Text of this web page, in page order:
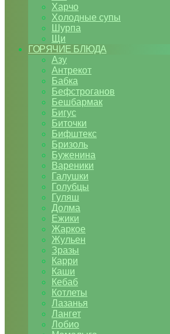
Харчо
Холодные супы
Шурпа
Щи
ГОРЯЧИЕ БЛЮДА
Азу
Антрекот
Бабка
Бефстроганов
Бешбармак
Бигус
Биточки
Бифштекс
Бризоль
Буженина
Вареники
Галушки
Голубцы
Гуляш
Долма
Ежики
Жаркое
Жульен
Зразы
Карри
Каши
Кебаб
Котлеты
Лазанья
Лангет
Лобио